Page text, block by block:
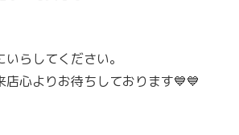
らしてください。
店心よりお待ちしております💙💙